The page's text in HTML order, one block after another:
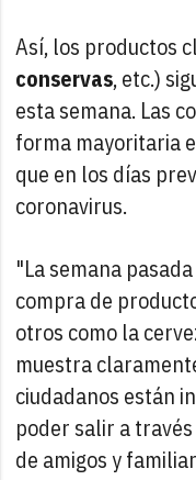
Así, los productos
conservas, etc.)
esta semana. Las
forma mayoritaria
que en los días
coronavirus.
"La semana
compra de
otros como la
muestra
ciudadanos están
poder salir a
de amigos y